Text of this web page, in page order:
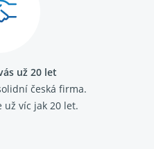
už 20 let
česká firma.
už víc jak 20 let.